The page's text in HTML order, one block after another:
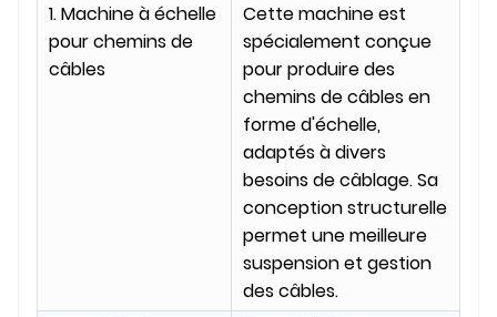
1. Machine à échelle
pour chemins de
câbles
Cette machine est
spécialement conçue
pour produire des
chemins de câbles en
forme d'échelle,
adaptés à divers
besoins de câblage. Sa
conception structurelle
permet une meilleure
suspension et gestion
des câbles.